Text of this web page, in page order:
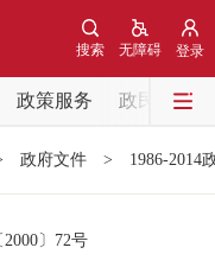
登录
无障碍
搜索
政策服务
政民互动
政府文件 > 1986-2014
2000〕 72号